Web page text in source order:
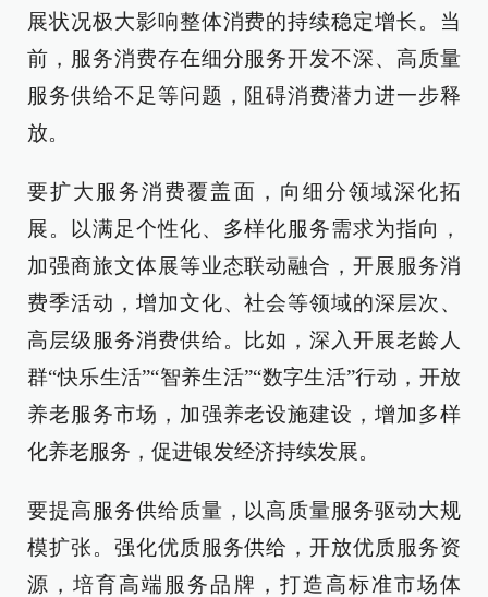
展状况极大影响整体消费的持续稳定增长。当
前，服务消费存在细分服务开发不深、高质量
服务供给不足等问题，阻碍消费潜力进一步释
放。
要扩大服务消费覆盖面，向细分领域深化拓
展。以满足个性化、多样化服务需求为指向，
加强商旅文体展等业态联动融合，开展服务消
费季活动，增加文化、社会等领域的深层次、
高层级服务消费供给。比如，深入开展老龄人
群“快乐生活”“智养生活”“数字生活”行动，开放
养老服务市场，加强养老设施建设，增加多样
化养老服务，促进银发经济持续发展。
要提高服务供给质量，以高质量服务驱动大规
模扩张。强化优质服务供给，开放优质服务资
源，培育高端服务品牌，打造高标准市场体